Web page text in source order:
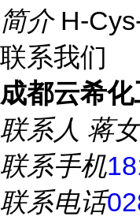
简介 H-
联系我们
成都云希化
联系人 蒋
联系手机
联系电话